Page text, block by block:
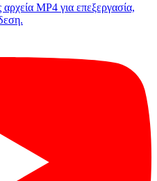
MP4 για επεξεργασία,